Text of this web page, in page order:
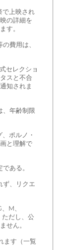
で上映され
の詳細を
す。
費用は、
セレクショ
スと不合
知されま
、年齢制限
ポルノ・
と理解で
ある。
ず、リクエ
M、
ただし、公
せん。
ます（一覧